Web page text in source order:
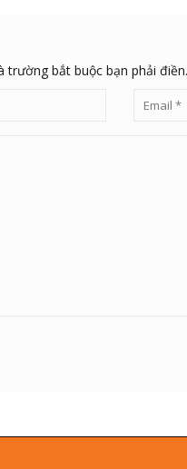
trường bắt buộc bạn phải điền.